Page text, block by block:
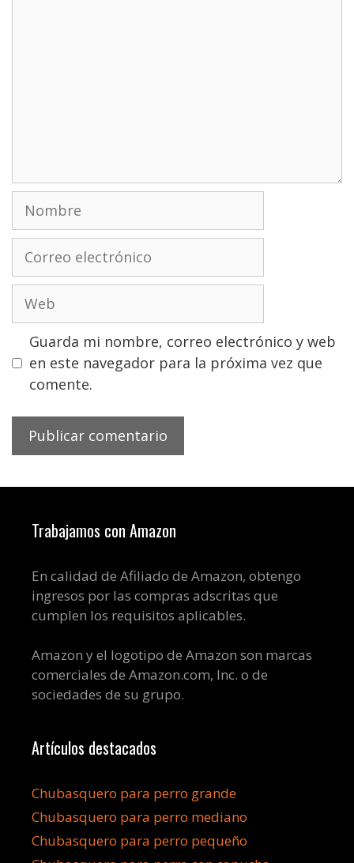
Nombre
electrónico
Guarda mi nombre, correo electrónico y web
en este navegador para la próxima vez que
comente.
Trabajamos con Amazon
En calidad de Afiliado de Amazon, obtengo
ingresos por las compras adscritas que
cumplen los requisitos aplicables.
Amazon y el logotipo de Amazon son marcas
comerciales de Amazon.com, Inc. o de
sociedades de su grupo.
Artículos destacados
Chubasquero para perro grande
Chubasquero para perro mediano
Chubasquero para perro pequeño